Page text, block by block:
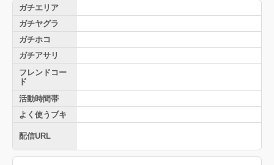
ガチエリア
ガチヤグラ
ガチホコ
ガチアサリ
フレンドコー
ド
活動時間帯
よく使うブキ
配信URL